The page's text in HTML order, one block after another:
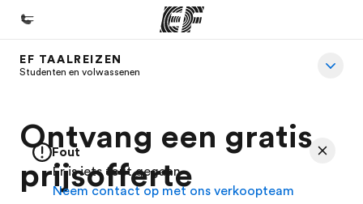
Home
Programma's
Bekijk alles dat we doen
Kantoren
EF TAALREIZEN
Studenten en volwassenen
Ontvang een gratis
prijsofferte
Fout
Er is iets fout gegaan
Neem contact op met ons verkoopteam